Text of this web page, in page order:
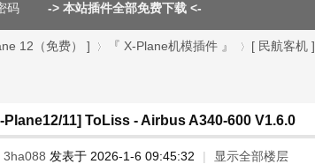
码 -> 本站插件全部免费下载 <-
12（免费） ]
›
『 X-Plane机模插件 』
›
[ 民航客机 ]
Plane12/11] ToLiss - Airbus A340-600 V1.6.0
3ha088 发表于 2026-1-6 09:45:32 | 显示全部楼层